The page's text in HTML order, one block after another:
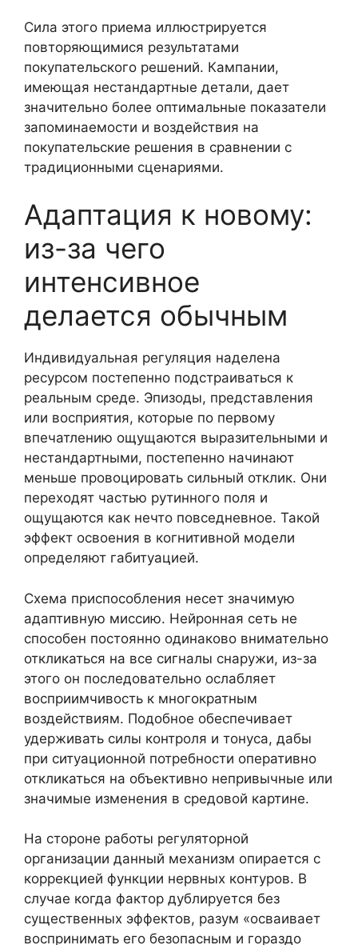
Сила этого приема иллюстрируется
повторяющимися результатами
покупательского решений. Кампании,
имеющая нестандартные детали, дает
значительно более оптимальные показатели
запоминаемости и воздействия на
покупательские решения в сравнении с
традиционными сценариями.
Адаптация к новому:
из-за чего
интенсивное
делается обычным
Индивидуальная регуляция наделена
ресурсом постепенно подстраиваться к
реальным среде. Эпизоды, представления
или восприятия, которые по первому
впечатлению ощущаются выразительными и
нестандартными, постепенно начинают
меньше провоцировать сильный отклик. Они
переходят частью рутинного поля и
ощущаются как нечто повседневное. Такой
эффект освоения в когнитивной модели
определяют габитуацией.
Схема приспособления несет значимую
адаптивную миссию. Нейронная сеть не
способен постоянно одинаково внимательно
откликаться на все сигналы снаружи, из-за
этого он последовательно ослабляет
восприимчивость к многократным
воздействиям. Подобное обеспечивает
удерживать силы контроля и тонуса, дабы
при ситуационной потребности оперативно
откликаться на объективно непривычные или
значимые изменения в средовой картине.
На стороне работы регуляторной
организации данный механизм опирается с
коррекцией функции нервных контуров. В
случае когда фактор дублируется без
существенных эффектов, разум «осваивает
воспринимать его безопасным и гораздо